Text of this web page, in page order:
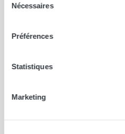
Nécessaires
Préférences
Statistiques
Marketing